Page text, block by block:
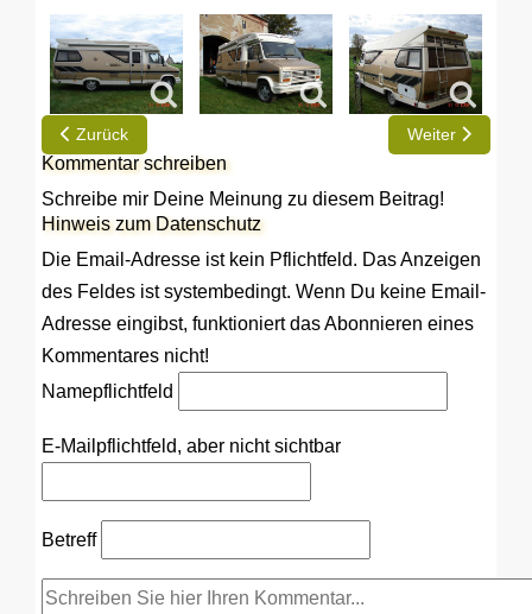
Vorheriger Beitrag: Jürgen: TD im 13er Chassis ohne 16 Zöller
Zurück Nächster
Weiter
Kommentar schreiben
Schreibe mir Deine Meinung zu diesem Beitrag!
Hinweis zum Datenschutz
Die Email-Adresse ist kein Pflichtfeld. Das Anzeigen
des Feldes ist systembedingt. Wenn Du keine Email-
Adresse eingibst, funktioniert das Abonnieren eines
Kommentares nicht!
Namepflichtfeld
E-Mail pflichtfeld, aber nicht sichtbar
Betreff